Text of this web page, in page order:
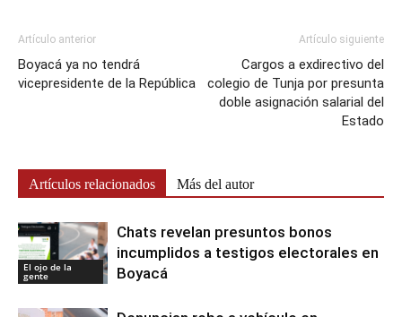
Artículo anterior
Boyacá ya no tendrá
vicepresidente de la República
Artículo siguiente
Cargos a exdirectivo del
colegio de Tunja por presunta
doble asignación salarial del
Estado
Artículos relacionados Más del autor
El ojo de la
gente
Chats revelan presuntos bonos
incumplidos a testigos electorales en
Boyacá